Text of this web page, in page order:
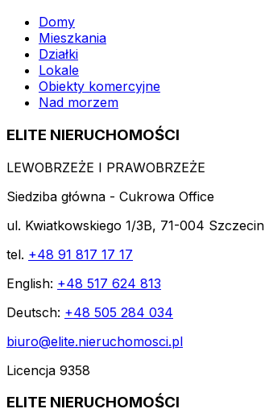
Domy
Mieszkania
Działki
Lokale
Obiekty komercyjne
Nad morzem
ELITE NIERUCHOMOŚCI
LEWOBRZEŻE I PRAWOBRZEŻE
Siedziba główna - Cukrowa Office
ul. Kwiatkowskiego 1/3B, 71-004 Szczecin
tel. +48 91 817 17 17
English: +48 517 624 813
Deutsch: +48 505 284 034
biuro@elite.nieruchomosci.pl
Licencja 9358
ELITE NIERUCHOMOŚCI